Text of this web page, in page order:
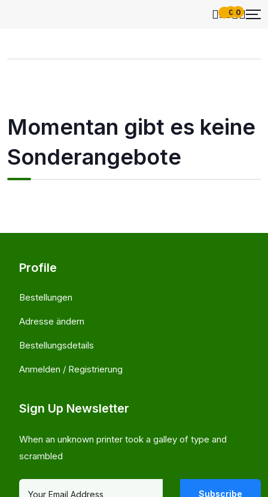
0 0
Momentan gibt es keine
Sonderangebote
Profile
Bestellungen
Adresse ändern
Bestellungsdetails
Anmelden / Registrierung
Sign Up Newsletter
When an unknown printer took a galley of type and
scrambled
Subscribe